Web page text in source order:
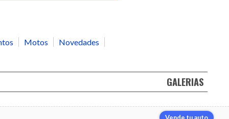
Motos Novedades
GALERIAS